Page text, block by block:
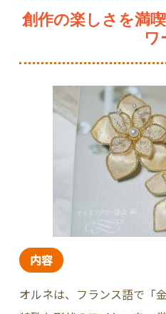
創作の楽しさを満
ワ
内容
オルネは、フランス語で「